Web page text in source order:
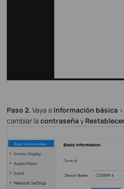
Paso 2. Vaya a Información básica >
cambiar la contraseñay